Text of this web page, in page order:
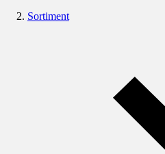
Sortiment